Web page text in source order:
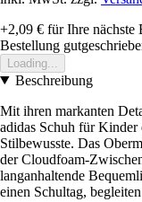
+2,09 € für Ihre nächste
Bestellung
Loading...
Beschreibung
Mit ihren markanten
adidas Schuh für
Stilbewusste. Das
der Cloudfoam-
langanhaltende
einen Schultag,